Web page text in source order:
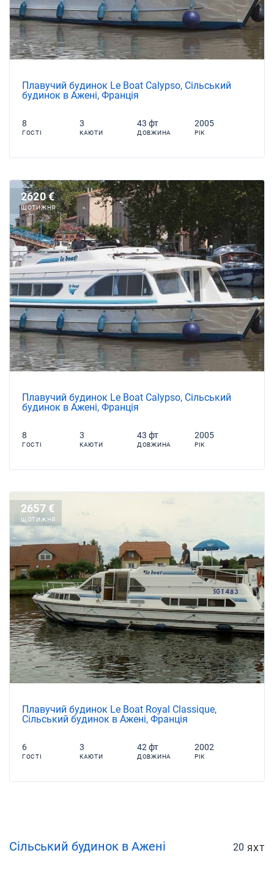
Плавучий будинок Le Boat Calypso, Сільський
будинок в Ажені, Франція
8
ГОСТІ
3
КАЮТИ
43 фт
ДОВЖИНА
2005
РІК
2620 €
ЩОТИЖНЯ
Плавучий будинок Le Boat Calypso, Сільський
будинок в Ажені, Франція
8
ГОСТІ
3
КАЮТИ
43 фт
ДОВЖИНА
2005
РІК
2657 €
ЩОТИЖНЯ
Плавучий будинок Le Boat Royal Classique,
Сільський будинок в Ажені, Франція
6
ГОСТІ
3
КАЮТИ
42 фт
ДОВЖИНА
2002
РІК
Сільський будинок в Ажені 20 ЯХТ